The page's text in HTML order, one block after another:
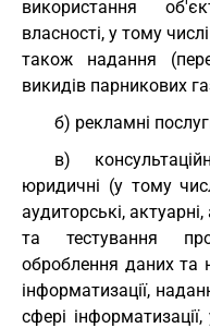
використання
власності, у тому
також надання
викидів парникових
б) рекламні
в)
юридичні (у тому
аудиторські,
та тестування
оброблення даних та
інформатизації,
сфері